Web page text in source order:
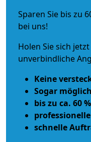
Sparen Sie bis zu
bei uns!
Holen Sie sich
unverbindliche
Keine
Sogar
bis zu ca. 60
schnelle